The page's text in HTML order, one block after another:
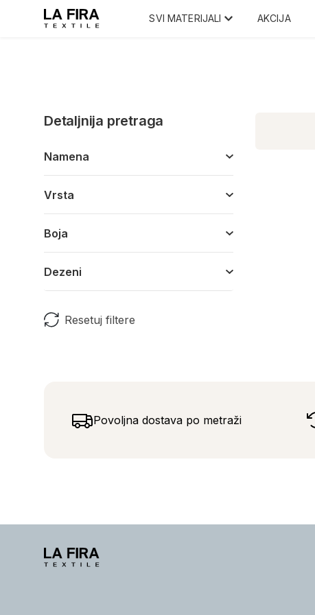
SVI MATERIJALI AKCIJA
Detaljnija pretraga
Namena
Vrsta
Boja
Dezeni
Resetuj filtere
Povoljna dostava po metraži